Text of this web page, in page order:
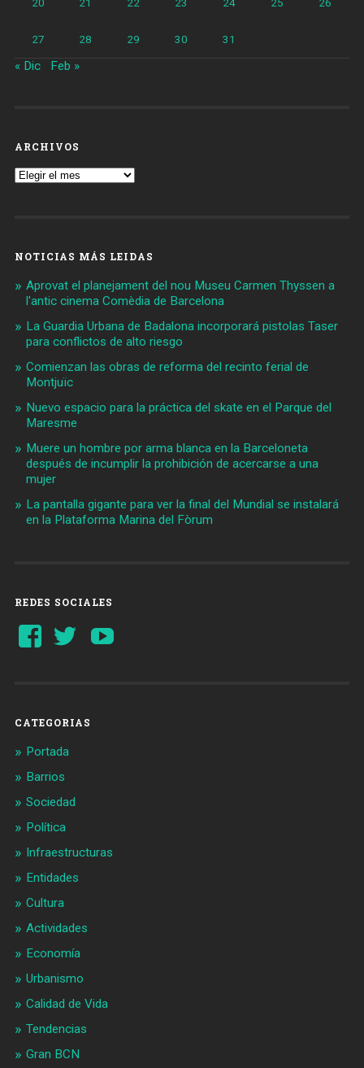
20 21 22 23 24 25 26
27 28 29 30 31
« Dic Feb »
ARCHIVOS
Archivos
NOTICIAS MÁS LEIDAS
Aprovat el planejament del nou Museu Carmen Thyssen a
l'antic cinema Comèdia de Barcelona
La Guardia Urbana de Badalona incorporará pistolas Taser
para conflictos de alto riesgo
Comienzan las obras de reforma del recinto ferial de
Montjuïc
Nuevo espacio para la práctica del skate en el Parque del
Maresme
Muere un hombre por arma blanca en la Barceloneta
después de incumplir la prohibición de acercarse a una
mujer
La pantalla gigante para ver la final del Mundial se instalará
en la Plataforma Marina del Fòrum
REDES SOCIALES
Ver
perfil
Ver
perfil
CATEGORIAS
Portada
Barrios
Sociedad
Política
Infraestructuras
Entidades
Cultura
Actividades
Economía
Urbanismo
Calidad de Vida
Tendencias
Gran BCN